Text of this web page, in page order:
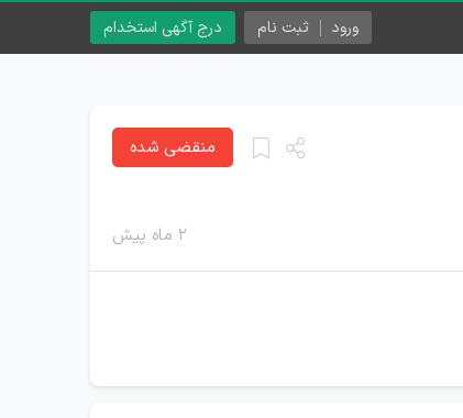
درج آگهی استخدام ورود ثبت نام
۲ ماه پیش
منقضی شده